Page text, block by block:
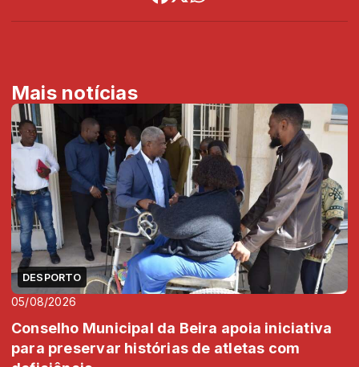
Mais notícias
DESPORTO
05/08/2026
Conselho Municipal da Beira apoia iniciativa
para preservar histórias de atletas com